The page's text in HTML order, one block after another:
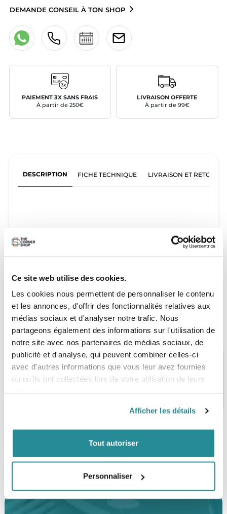
Ce site web utilise des cookies.
Les cookies nous permettent de personnaliser le contenu
et les annonces, d'offrir des fonctionnalités relatives aux
médias sociaux et d'analyser notre trafic. Nous
partageons également des informations sur l'utilisation de
notre site avec nos partenaires de médias sociaux, de
publicité et d'analyse, qui peuvent combiner celles-ci
avec d'autres informations que vous leur avez fournies
ou qu'ils ont collectées lors de votre utilisation de leurs
Afficher les détails
Tout autoriser
Personnaliser
DEMANDE CONSEIL À TON SHOP
PAIEMENT 3X SANS FRAIS
À partir de 250€
LIVRAISON OFFERTE
À partir de 99€
DESCRIPTION FICHE TECHNIQUE LIVRAISON ET RETOURS
FRAIS DE PORT OFFERTS